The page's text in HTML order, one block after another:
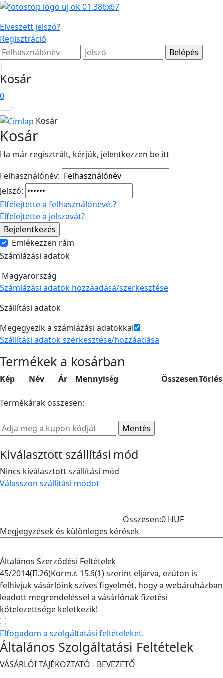
Elveszett jelszó?
Regisztráció
|
Kosár
0
Kosár
Kosár
Ha már regisztrált, kérjük, jelentkezzen be itt
Felhasználónév:
Jelszó:
Elfelejtette a felhasználónevét?
Elfelejtette a jelszavát?
Emlékezzen rám
Számlázási adatok
Magyarország
Számlázási adatok hozzáadása/szerkesztése
Szállítási adatok
Megegyezik a számlázási adatokkal
Szállítási adatok szerkesztése/hozzáadása
Termékek a kosárban
Kép Név Ár Mennyiség ÖsszesenTörlés
Termékárak összesen:
Kiválasztott szállítási mód
Nincs kiválasztott szállítási mód
Válasszon szállítási módot
Összesen:0 HUF
Megjegyzések és különleges kérések
Általános Szerződési Feltételek
45/2014(II.26)Korm.r. 15.§(1) szerint eljárva, ezúton is
felhívjuk vásárlóink szíves figyelmét, hogy a webáruházban
leadott megrendeléssel a vásárlónak fizetési
kötelezettsége keletkezik!
Elfogadom a szolgáltatási feltételeket.
Általános Szolgáltatási Feltételek
VÁSÁRLÓI TÁJÉKOZTATÓ - BEVEZETŐ